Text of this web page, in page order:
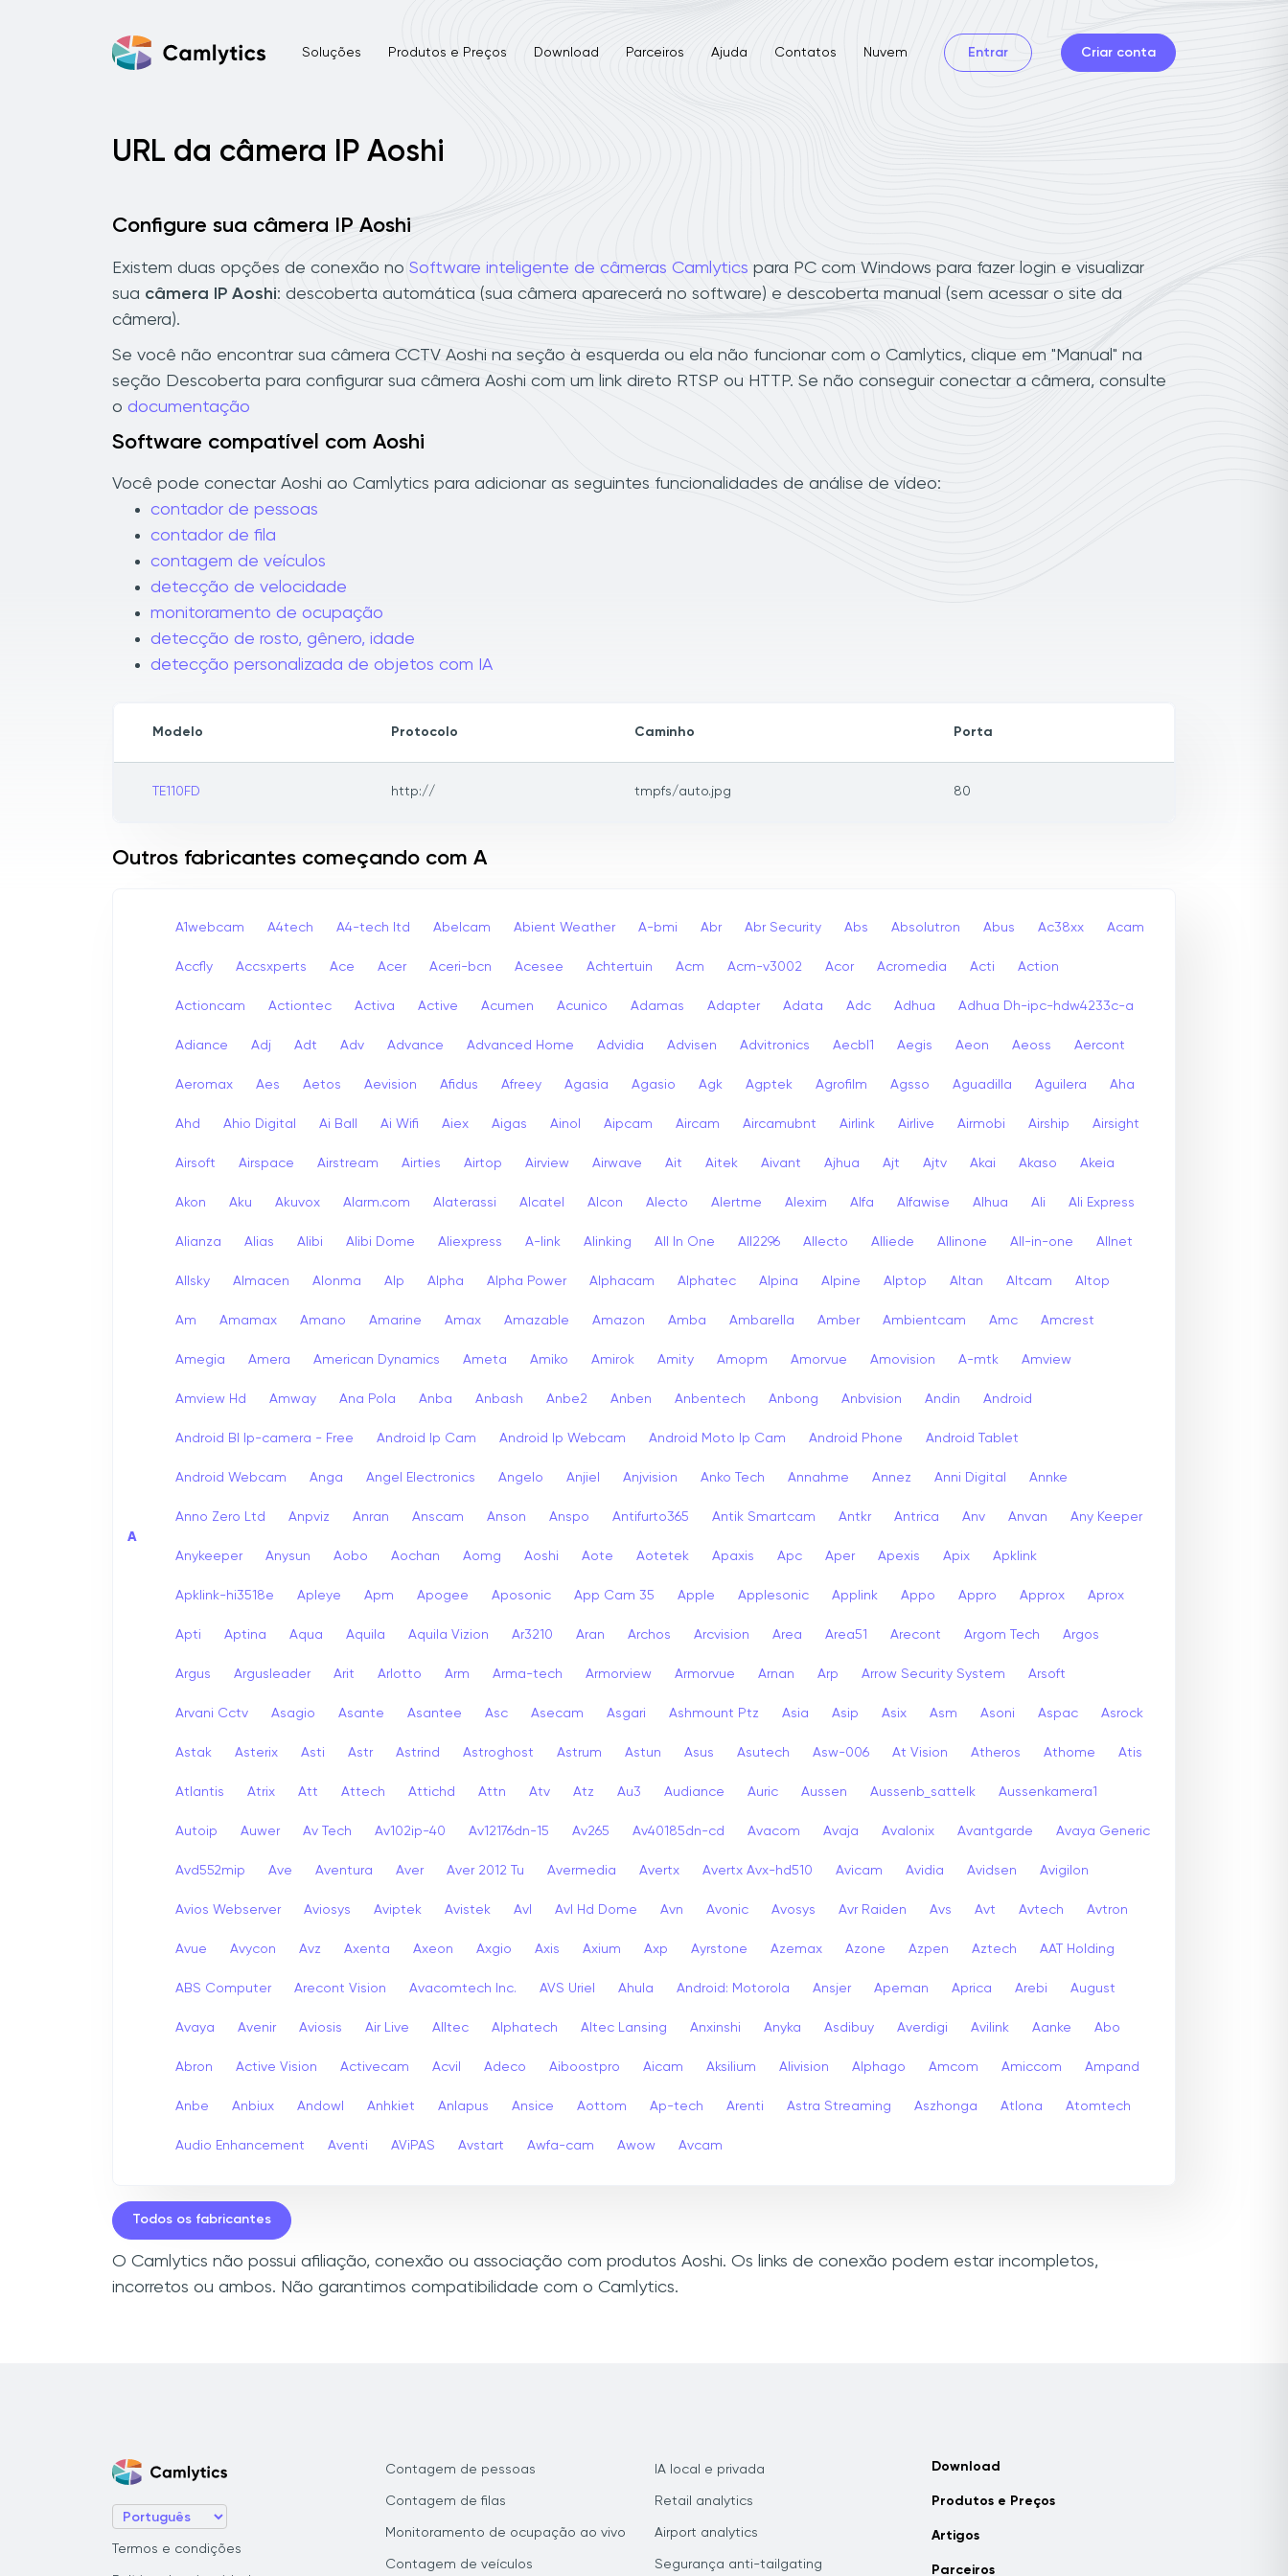
Soluções Produtos e Preços Download Parceiros Ajuda Contatos Nuvem Entrar Criar conta
URL da câmera IP Aoshi
Configure sua câmera IP Aoshi
Existem duas opções de conexão no Software inteligente de câmeras Camlytics para PC com Windows para fazer login e visualizar
sua câmera IP Aoshi: descoberta automática (sua câmera aparecerá no software) e descoberta manual (sem acessar o site da
câmera).
Se você não encontrar sua câmera CCTV Aoshi na seção à esquerda ou ela não funcionar com o Camlytics, clique em "Manual" na
seção Descoberta para configurar sua câmera Aoshi com um link direto RTSP ou HTTP. Se não conseguir conectar a câmera, consulte
o documentação
Software compatível com Aoshi
Você pode conectar Aoshi ao Camlytics para adicionar as seguintes funcionalidades de análise de vídeo:
contador de pessoas
contador de fila
contagem de veículos
detecção de velocidade
monitoramento de ocupação
detecção de rosto, gênero, idade
detecção personalizada de objetos com IA
Modelo Protocolo Caminho Porta
TE110FD http:// tmpfs/auto.jpg 80
Outros fabricantes começando com A
A
A1webcam A4tech A4-tech Itd Abelcam Abient Weather A-bmi Abr Abr Security Abs Absolutron Abus Ac38xx Acam
Accfly Accsxperts Ace Acer Aceri-bcn Acesee Achtertuin Acm Acm-v3002 Acor Acromedia Acti Action
Actioncam Actiontec Activa Active Acumen Acunico Adamas Adapter Adata Adc Adhua Adhua Dh-ipc-hdw4233c-a
Adiance Adj Adt Adv Advance Advanced Home Advidia Advisen Advitronics Aecbl1 Aegis Aeon Aeoss Aercont
Aeromax Aes Aetos Aevision Afidus Afreey Agasia Agasio Agk Agptek Agrofilm Agsso Aguadilla Aguilera Aha
Ahd Ahio Digital Ai Ball Ai Wifi Aiex Aigas Ainol Aipcam Aircam Aircamubnt Airlink Airlive Airmobi Airship Airsight
Airsoft Airspace Airstream Airties Airtop Airview Airwave Ait Aitek Aivant Ajhua Ajt Ajtv Akai Akaso Akeia
Akon Aku Akuvox Alarm.com Alaterassi Alcatel Alcon Alecto Alertme Alexim Alfa Alfawise Alhua Ali Ali Express
Alianza Alias Alibi Alibi Dome Aliexpress A-link Alinking All In One All2296 Allecto Alliede Allinone All-in-one Allnet
Allsky Almacen Alonma Alp Alpha Alpha Power Alphacam Alphatec Alpina Alpine Alptop Altan Altcam Altop
Am Amamax Amano Amarine Amax Amazable Amazon Amba Ambarella Amber Ambientcam Amc Amcrest
Amegia Amera American Dynamics Ameta Amiko Amirok Amity Amopm Amorvue Amovision A-mtk Amview
Amview Hd Amway Ana Pola Anba Anbash Anbe2 Anben Anbentech Anbong Anbvision Andin Android
Android Bl Ip-camera - Free Android Ip Cam Android Ip Webcam Android Moto Ip Cam Android Phone Android Tablet
Android Webcam Anga Angel Electronics Angelo Anjiel Anjvision Anko Tech Annahme Annez Anni Digital Annke
Anno Zero Ltd Anpviz Anran Anscam Anson Anspo Antifurto365 Antik Smartcam Antkr Antrica Anv Anvan Any Keeper
Anykeeper Anysun Aobo Aochan Aomg Aoshi Aote Aotetek Apaxis Apc Aper Apexis Apix Apklink
Apklink-hi3518e Apleye Apm Apogee Aposonic App Cam 35 Apple Applesonic Applink Appo Appro Approx Aprox
Apti Aptina Aqua Aquila Aquila Vizion Ar3210 Aran Archos Arcvision Area Area51 Arecont Argom Tech Argos
Argus Argusleader Arit Arlotto Arm Arma-tech Armorview Armorvue Arnan Arp Arrow Security System Arsoft
Arvani Cctv Asagio Asante Asantee Asc Asecam Asgari Ashmount Ptz Asia Asip Asix Asm Asoni Aspac Asrock
Astak Asterix Asti Astr Astrind Astroghost Astrum Astun Asus Asutech Asw-006 At Vision Atheros Athome Atis
Atlantis Atrix Att Attech Attichd Attn Atv Atz Au3 Audiance Auric Aussen Aussenb_sattelk Aussenkamera1
Autoip Auwer Av Tech Av102ip-40 Av12176dn-15 Av265 Av40185dn-cd Avacom Avaja Avalonix Avantgarde Avaya Generic
Avd552mip Ave Aventura Aver Aver 2012 Tu Avermedia Avertx Avertx Avx-hd510 Avicam Avidia Avidsen Avigilon
Avios Webserver Aviosys Aviptek Avistek Avl Avl Hd Dome Avn Avonic Avosys Avr Raiden Avs Avt Avtech Avtron
Avue Avycon Avz Axenta Axeon Axgio Axis Axium Axp Ayrstone Azemax Azone Azpen Aztech AAT Holding
ABS Computer Arecont Vision Avacomtech Inc. AVS Uriel Ahula Android: Motorola Ansjer Apeman Aprica Arebi August
Avaya Avenir Aviosis Air Live Alltec Alphatech Altec Lansing Anxinshi Anyka Asdibuy Averdigi Avilink Aanke Abo
Abron Active Vision Activecam Acvil Adeco Aiboostpro Aicam Aksilium Alivision Alphago Amcom Amiccom Ampand
Anbe Anbiux Andowl Anhkiet Anlapus Ansice Aottom Ap-tech Arenti Astra Streaming Aszhonga Atlona Atomtech
Audio Enhancement Aventi AViPAS Avstart Awfa-cam Awow Avcam
Todos os fabricantes
O Camlytics não possui afiliação, conexão ou associação com produtos Aoshi. Os links de conexão podem estar incompletos,
incorretos ou ambos. Não garantimos compatibilidade com o Camlytics.
Termos e condições
Contagem de pessoas
Contagem de filas
Monitoramento de ocupação ao vivo
Contagem de veículos
IA local e privada
Retail analytics
Airport analytics
Segurança anti-tailgating
Download
Produtos e Preços
Artigos
Parceiros